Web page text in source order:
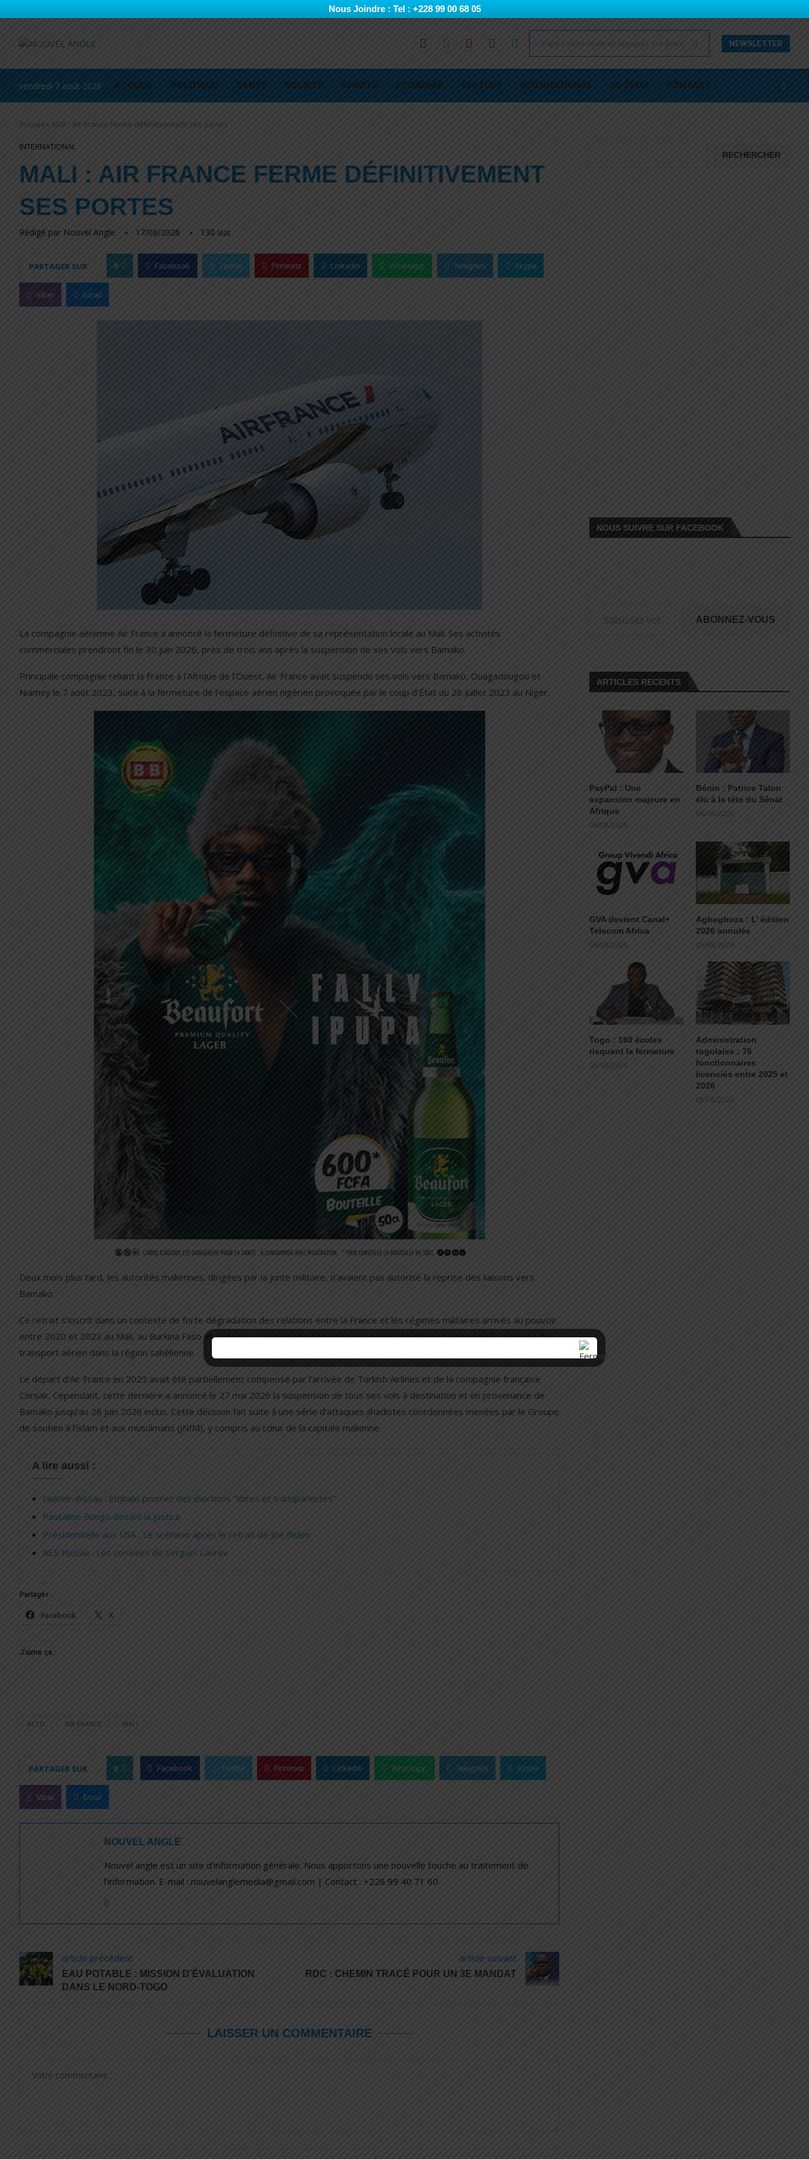
Nous Joindre : Tel : +228 99 00 68 05
NEWSLETTER
vendredi 7 août 2026 ACCUEIL POLITIQUE SANTE SOCIETE SPORTS ECONOMIE CULTURE INTERNATIONAL HI-TECH CONTACT
Accueil » Mali : Air France ferme définitivement ses portes
INTERNATIONAL
MALI : AIR FRANCE FERME DÉFINITIVEMENT
SES PORTES
Rédigé par Nouvel Angle 17/06/2026 130 vus
PARTAGER SUR 0 Facebook Twitter Pinterest Linkedin Whatsapp Telegram Skype
Viber Email
La compagnie aérienne Air France a annoncé la fermeture définitive de sa représentation locale au Mali. Ses activités
commerciales prendront fin le 30 juin 2026, près de trois ans après la suspension de ses vols vers Bamako.
Principale compagnie reliant la France à l’Afrique de l’Ouest, Air France avait suspendu ses vols vers Bamako, Ouagadougou et
Niamey le 7 août 2023, suite à la fermeture de l’espace aérien nigérien provoquée par le coup d’État du 26 juillet 2023 au Niger.
Deux mois plus tard, les autorités maliennes, dirigées par la junte militaire, n’avaient pas autorisé la reprise des liaisons vers
Bamako.
Ce retrait s’inscrit dans un contexte de forte dégradation des relations entre la France et les régimes militaires arrivés au pouvoir
entre 2020 et 2023 au Mali, au Burkina Faso et au Niger. Ces tensions géopolitiques ont profondément remodelé le paysage du
transport aérien dans la région sahélienne.
Le départ d’Air France en 2023 avait été partiellement compensé par l’arrivée de Turkish Airlines et de la compagnie française
Corsair. Cependant, cette dernière a annoncé le 27 mai 2026 la suspension de tous ses vols à destination et en provenance de
Bamako jusqu’au 26 juin 2026 inclus. Cette décision fait suite à une série d’attaques jihadistes coordonnées menées par le Groupe
de soutien à l’islam et aux musulmans (JNIM), y compris au cœur de la capitale malienne.
A lire aussi :
Guinée-Bissau : Embaló promet des élections “libres et transparentes”
Pascaline Bongo devant la justice
Présidentielle aux USA : Le scénario après le retrait de Joe Biden
AES-Russie : Les convives de Sergueï Lavrov
Partager :
Facebook X
J’aime ça :
ACTU AIR FRANCE MALI
PARTAGER SUR 0 Facebook Twitter Pinterest Linkedin Whatsapp Telegram Skype
Viber Email
NOUVEL ANGLE
Nouvel angle est un site d'information générale. Nous apportons une nouvelle touche au traitement de
l'information. E-mail : nouvelanglemedia@gmail.com | Contact : +228 99 40 71 60
article précédent
EAU POTABLE : MISSION D’ÉVALUATION
DANS LE NORD-TOGO
article suivant
RDC : CHEMIN TRACÉ POUR UN 3E MANDAT
LAISSER UN COMMENTAIRE
RECHERCHER
NOUS SUIVRE SUR FACEBOOK
ABONNEZ-VOUS
ARTICLES RECENTS
PayPal : Une
expansion majeure en
Afrique
06/08/2026
Bénin : Patrice Talon
élu à la tête du Sénat
06/08/2026
GVA devient Canal+
Telecom Africa
06/08/2026
Agbogboza : L’ édition
2026 annulée
05/08/2026
Togo : 160 écoles
risquent la fermeture
05/08/2026
Administration
togolaise : 78
fonctionnaires
licenciés entre 2025 et
2026
05/08/2026